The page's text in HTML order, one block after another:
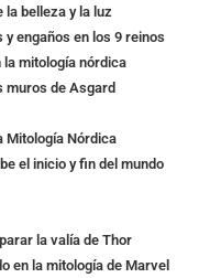
la belleza y la luz
engaños en los 9 reinos
mitología nórdica
muros de Asgard
Mitología Nórdica
el inicio y fin del mundo
la valía de Thor
en la mitología de Marvel